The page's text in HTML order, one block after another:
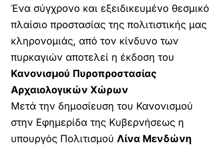
Ένα σύγχρονο και εξειδικευμένο θεσμικό
πλαίσιο προστασίας της πολιτιστικής μας
κληρονομιάς, από τον κίνδυνο των
πυρκαγιών αποτελεί η έκδοση του
Κανονισμού Πυροπροστασίας
Αρχαιολογικών Χώρων
Μετά την δημοσίευση του Κανονισμού
στην Εφημερίδα της Κυβερνήσεως η
υπουργός ΠολιτισμούΛίνα Μενδώνη